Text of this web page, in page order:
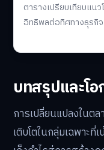
ตารางเปรียบเทียบแน
อิทธิพลต่อทิศทางธุรกิจ
บทสรุปและโอ
การเปลี่ยนแปลงในต
เติบโตในกลุ่มเฉพาะ